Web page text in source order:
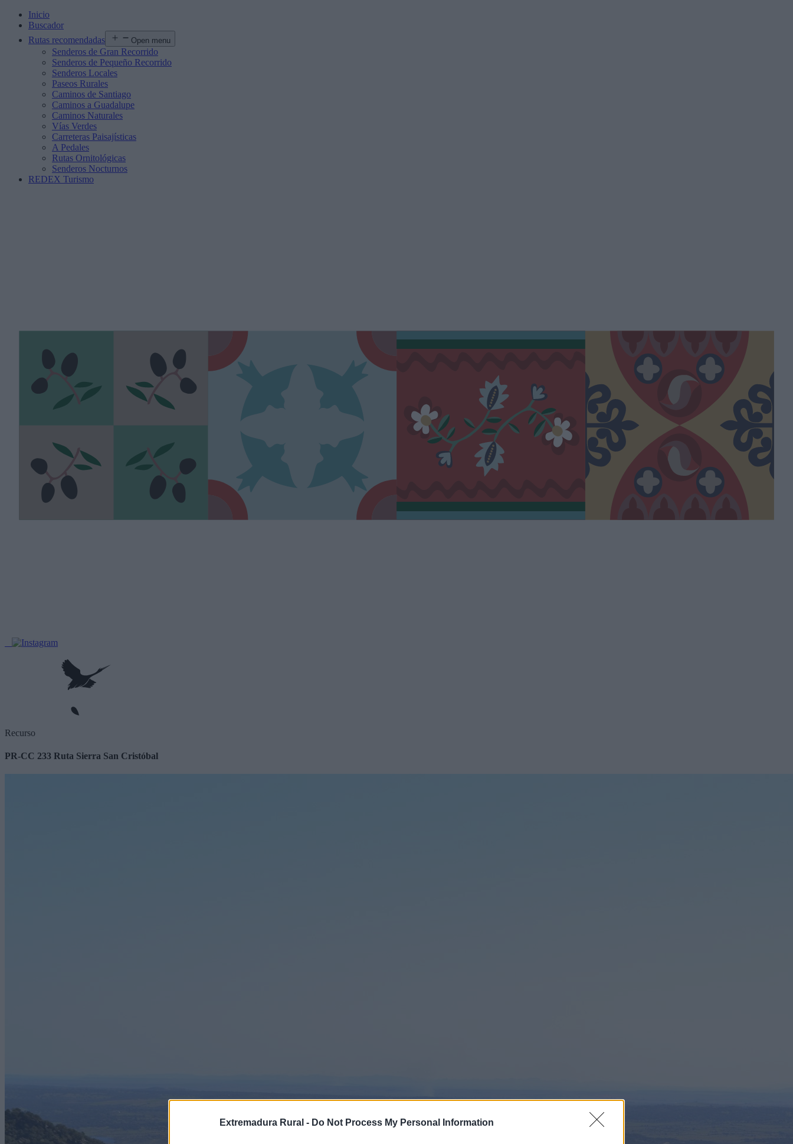
Extremadura Rural - Do Not Process My Personal Information
Inicio
Buscador
Rutas recomendadas
Open menu
Senderos de Gran Recorrido
Senderos de Pequeño Recorrido
Senderos Locales
Paseos Rurales
Caminos de Santiago
Caminos a Guadalupe
Caminos Naturales
Vías Verdes
Carreteras Paisajísticas
A Pedales
Rutas Ornitológicas
Senderos Nocturnos
REDEX Turismo
Recurso
PR-CC 233 Ruta Sierra San Cristóbal